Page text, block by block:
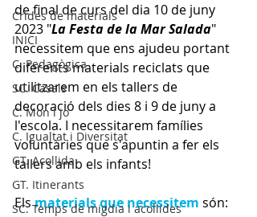
Crides de materials
INICI
C. Pedagògica
SC. Casals
C. Mon i jo
C. Igualtat i Diversitat
GT. Acollida
GT. Itinerants
SC. Temps de migdia i acollides
de final de curs del dia 10 de juny
2023 "La Festa de la Mar Salada"
necessitem que ens ajudeu portant
diferents materials reciclats que
utilitzarem en els tallers de
decoració dels dies 8 i 9 de juny a
l'escola. I necessitarem famílies
voluntàries que s'apuntin a fer els
tallers amb els infants!
Els materials que necessitem són: